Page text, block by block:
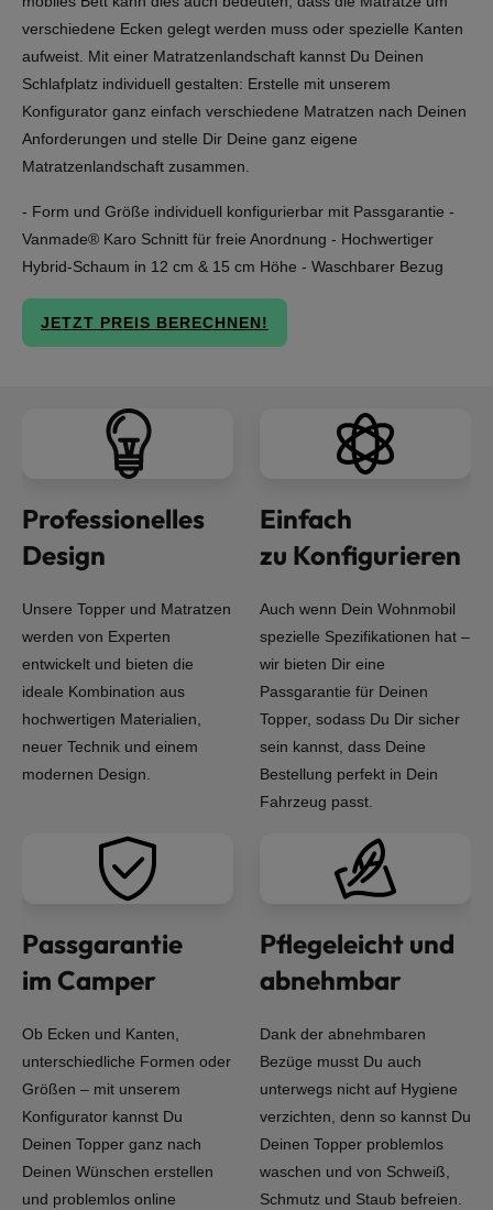
verschiedene Ecken gelegt werden muss oder spezielle Kanten
aufweist. Mit einer Matratzenlandschaft kannst Du Deinen
Schlafplatz individuell gestalten: Erstelle mit unserem
Konfigurator ganz einfach verschiedene Matratzen nach Deinen
Anforderungen und stelle Dir Deine ganz eigene
Matratzenlandschaft zusammen.
- Form und Größe individuell konfigurierbar mit Passgarantie -
Vanmade® Karo Schnitt für freie Anordnung - Hochwertiger
Hybrid-Schaum in 12 cm & 15 cm Höhe - Waschbarer Bezug
JETZT PREIS BERECHNEN!
Professionelles
Design
Unsere Topper und Matratzen
werden von Experten
entwickelt und bieten die
ideale Kombination aus
hochwertigen Materialien,
neuer Technik und einem
modernen Design.
Einfach
zu Konfigurieren
Auch wenn Dein Wohnmobil
spezielle Spezifikationen hat –
wir bieten Dir eine
Passgarantie für Deinen
Topper, sodass Du Dir sicher
sein kannst, dass Deine
Bestellung perfekt in Dein
Fahrzeug passt.
Passgarantie
im Camper
Ob Ecken und Kanten,
unterschiedliche Formen oder
Größen – mit unserem
Konfigurator kannst Du
Deinen Topper ganz nach
Deinen Wünschen erstellen
und problemlos online
Pflegeleicht und
abnehmbar
Dank der abnehmbaren
Bezüge musst Du auch
unterwegs nicht auf Hygiene
verzichten, denn so kannst Du
Deinen Topper problemlos
waschen und von Schweiß,
Schmutz und Staub befreien.